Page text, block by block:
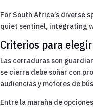
For South Africa’s diverse
quiet sentinel, integrating
Criterios para
Las cerraduras son
se cierra debe soñar con
audiencias y motores de
Entre la maraña de